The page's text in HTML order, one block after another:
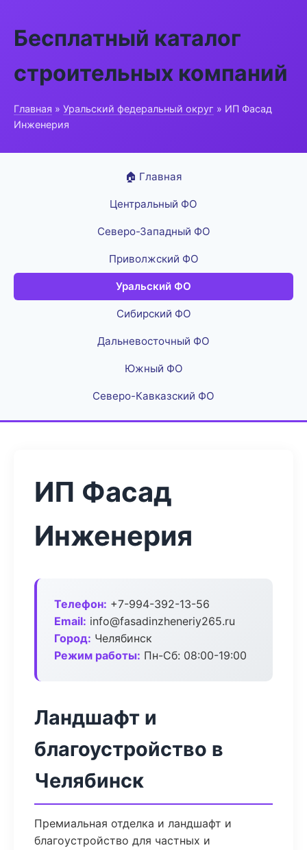
Бесплатный каталог
строительных компаний
Главная » Уральский федеральный округ » ИП Фасад
Инженерия
🏠 Главная
Центральный ФО
Северо-Западный ФО
Приволжский ФО
Уральский ФО
Сибирский ФО
Дальневосточный ФО
Южный ФО
Северо-Кавказский ФО
ИП Фасад
Инженерия
Телефон: +7-994-392-13-56
Email: info@fasadinzheneriy265.ru
Город: Челябинск
Режим работы: Пн-Сб: 08:00-19:00
Ландшафт и
благоустройство в
Челябинск
Премиальная отделка и ландшафт и
благоустройство для частных и